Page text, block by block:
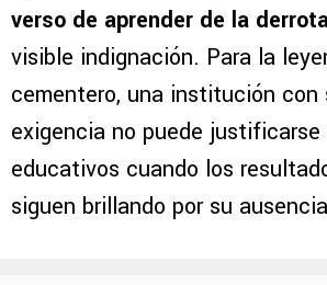
verso de aprender de la
visible indignación. Para la
cementero, una institución con
exigencia no puede justificarse
educativos cuando los
siguen brillando por su